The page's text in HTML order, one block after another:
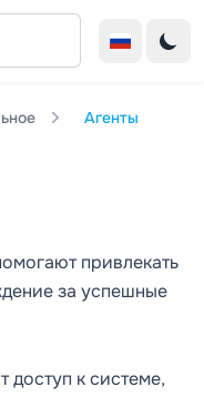
Агенты
привлекать
за успешные
доступ к системе,